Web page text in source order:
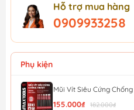
Hỗ trợ mua hàng
0909933258
Phụ kiện
Mũi Vít Siêu Cứng
155.000₫ 182.000₫